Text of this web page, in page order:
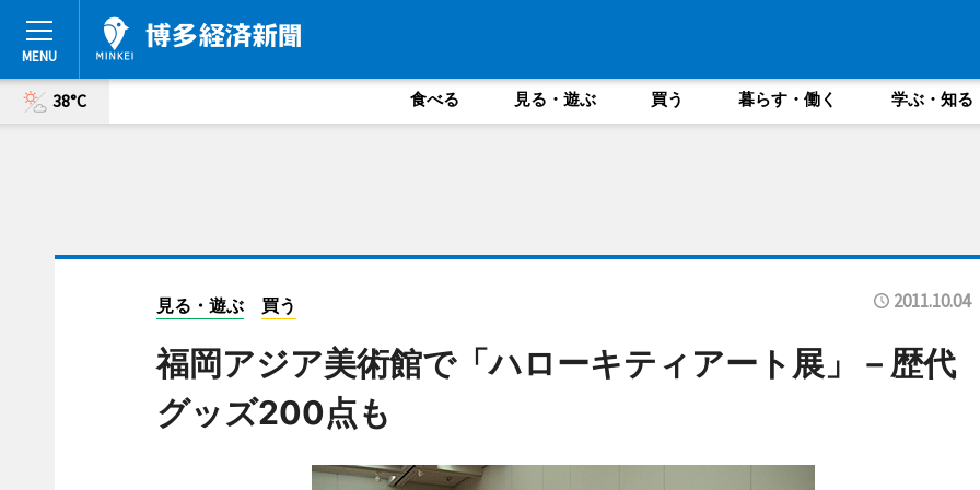
38°C 食べる 見る・遊ぶ 買う 暮らす・働く 学ぶ・知る
見る・遊ぶ 買う 2011.10.04
福岡アジア美術館で「ハローキティアート展」－歴代
グッズ200点も